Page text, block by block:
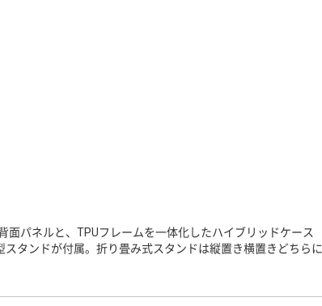
面パネルと、TPUフレームを一体化したハイブリッドケース
タンドが付属。折り畳み式スタンドは縦置き横置きどちらに